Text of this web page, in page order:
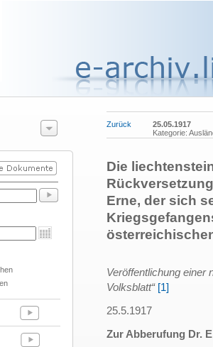
Zurück
25.05.1917
Kategorie:
Die
Erne, der sich
Veröffentlichung einer
Volksblatt“ [1]
25.5.1917
Zur Abberufung Dr.